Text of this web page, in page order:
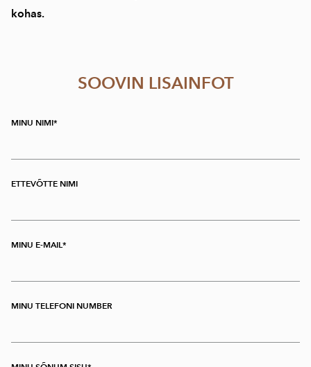
kohas.
SOOVIN LISAINFOT
MINU NIMI
ETTEVÕTTE NIMI
MINU E-MAIL
MINU TELEFONI NUMBER